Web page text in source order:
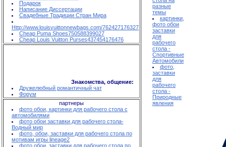
разные
темы
картинки,
фото обои
заставки
для
рабочего
стола -
Спортивные
Автомобили
фото,
заставки
для
рабочего
стола -
Природные
явления
Подарок
Написание Диссертации
Свадебные Традиции Стран Мира
Http://www.louisvuittonnewbags.com/762427176327
Cheap Puma Shoes750588399027
Cheap Louis Vuitton Purses437454176476
Знакомства, общение:
Дружелюбный романтичный чат
Форум
партнеры
фото обои, картинки для рабочего стола с
автомобилями
фото обои заставки для рабочего стола-
Водный мир
фото, обои, заставки для рабочего стола по
мотивам игры lineage2
фото обои, заставки для рабочего стола по